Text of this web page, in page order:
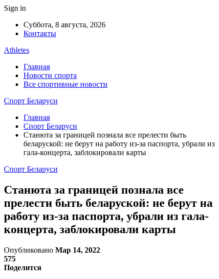
Sign in
Суббота, 8 августа, 2026
Контакты
Athletes
Главная
Новости спорта
Все спортивные новости
Спорт Беларуси
Главная
Спорт Беларуси
Станюта за границей познала все прелести быть
беларуской: не берут на работу из-за паспорта, убрали из
гала-концерта, заблокировали карты
Спорт Беларуси
Станюта за границей познала все
прелести быть беларуской: не берут на
работу из-за паспорта, убрали из гала-
концерта, заблокировали карты
Опубликовано Мар 14, 2022
575
Поделится